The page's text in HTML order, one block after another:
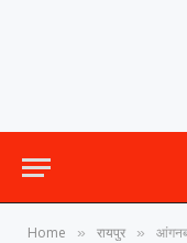
Home » रायपुर »